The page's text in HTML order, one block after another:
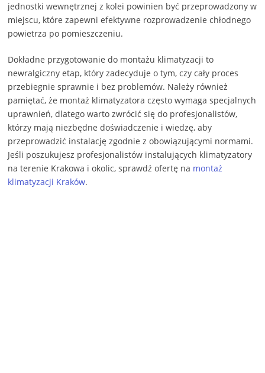
jednostki wewnętrznej z kolei powinien być przeprowadzony w
miejscu, które zapewni efektywne rozprowadzenie chłodnego
powietrza po pomieszczeniu.
Dokładne przygotowanie do montażu klimatyzacji to
newralgiczny etap, który zadecyduje o tym, czy cały proces
przebiegnie sprawnie i bez problemów. Należy również
pamiętać, że montaż klimatyzatora często wymaga specjalnych
uprawnień, dlatego warto zwrócić się do profesjonalistów,
którzy mają niezbędne doświadczenie i wiedzę, aby
przeprowadzić instalację zgodnie z obowiązującymi normami.
Jeśli poszukujesz profesjonalistów instalujących klimatyzatory
na terenie Krakowa i okolic, sprawdź ofertę na montaż
klimatyzacji Kraków.